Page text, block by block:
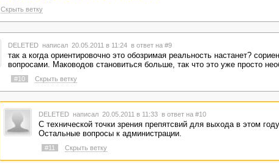
Скрыть ветку
DELETED написал 20.05.2011 в 11:24 в ответ на #9
так а когда ориентировочно это обозримая реальность настанет?
вопросами. Маководов становиться больше, так что это уже просто
#10 Скрыть ветку
DELETED написал 20.05.2011 в 11:33 в ответ на #10
С технической точки зрения препятсвий для выхода в этом
Остальные вопросы к администрации.
#11 Скрыть ветку